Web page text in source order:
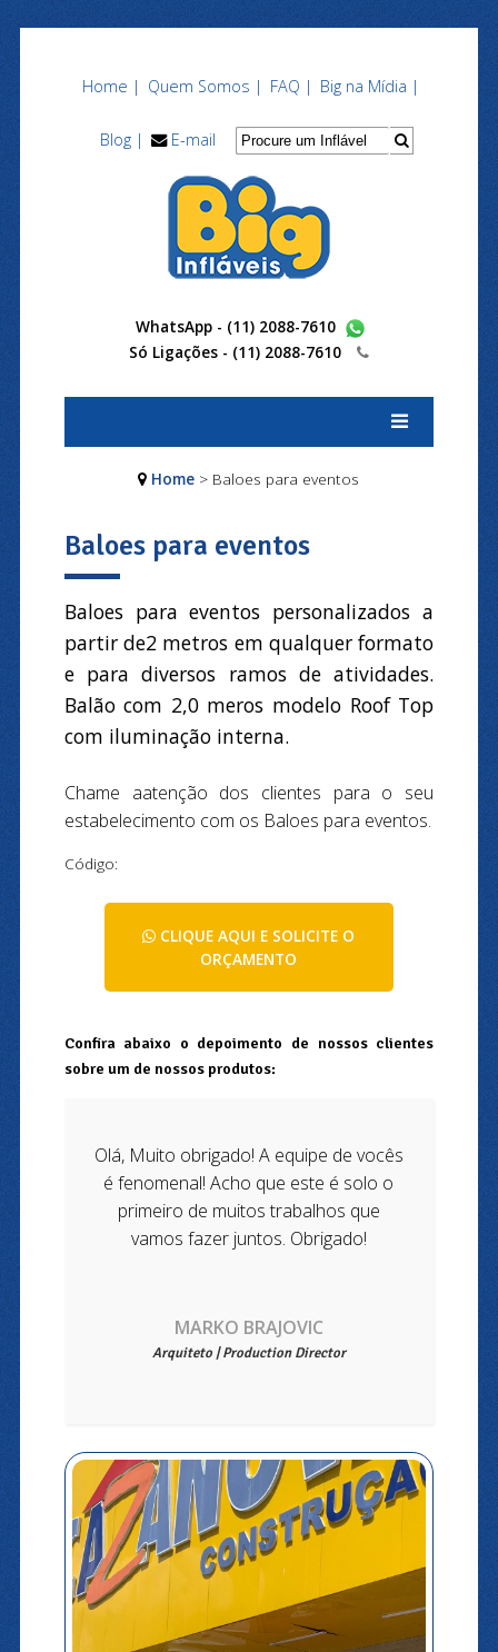
Home | Quem Somos | FAQ | Big na Mídia |
Blog | E-mail
WhatsApp - (11) 2088-7610
Só Ligações - (11) 2088-7610
Home > Baloes para eventos
Baloes para eventos
Baloes para eventos personalizados a
partir de2 metros em qualquer formato
e para diversos ramos de atividades.
Balão com 2,0 meros modelo Roof Top
com iluminação interna.
Chame aatenção dos clientes para o seu
estabelecimento com os Baloes para eventos.
Código:
CLIQUE AQUI E SOLICITE O
ORÇAMENTO
Confira abaixo o depoimento de nossos clientes
sobre um de nossos produtos:
Olá, Muito obrigado! A equipe de vocês
é fenomenal! Acho que este é solo o
primeiro de muitos trabalhos que
vamos fazer juntos. Obrigado!
MARKO BRAJOVIC
Arquiteto | Production Director